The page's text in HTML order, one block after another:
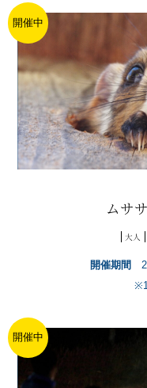
開催中
ムサ
大人
開催期間
開催中